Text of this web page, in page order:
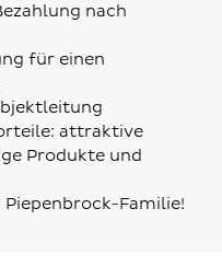
nach
für einen
attraktive
Produkte und
Piepenbrock-Familie!